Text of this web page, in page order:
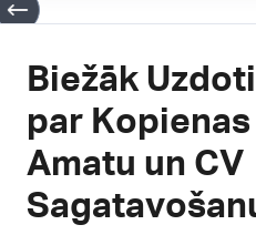
Biežāk
par
Amatu un CV